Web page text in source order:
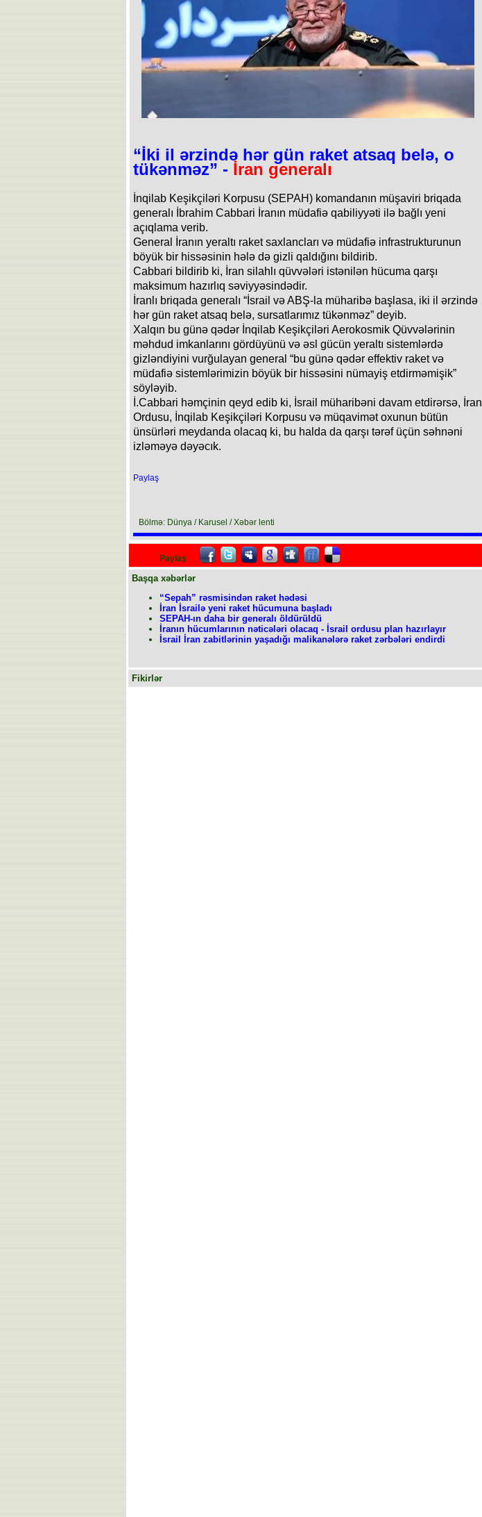
“İki il ərzində hər gün raket atsaq belə, o
tükənməz” - İran generalı
İnqilab Keşikçiləri Korpusu (SEPAH) komandanın müşaviri briqada
generalı İbrahim Cabbari İranın müdafiə qabiliyyəti ilə bağlı yeni
açıqlama verib.
General İranın yeraltı raket saxlancları və müdafiə infrastrukturunun
böyük bir hissəsinin hələ də gizli qaldığını bildirib.
Cabbari bildirib ki, İran silahlı qüvvələri istənilən hücuma qarşı
maksimum hazırlıq səviyyəsindədir.
İranlı briqada generalı “İsrail və ABŞ-la müharibə başlasa, iki il ərzində
hər gün raket atsaq belə, sursatlarımız tükənməz” deyib.
Xalqın bu günə qədər İnqilab Keşikçiləri Aerokosmik Qüvvələrinin
məhdud imkanlarını gördüyünü və əsl gücün yeraltı sistemlərdə
gizləndiyini vurğulayan general “bu günə qədər effektiv raket və
müdafiə sistemlərimizin böyük bir hissəsini nümayiş etdirməmişik”
söyləyib.
İ.Cabbari həmçinin qeyd edib ki, İsrail müharibəni davam etdirərsə, İran
Ordusu, İnqilab Keşikçiləri Korpusu və müqavimət oxunun bütün
ünsürləri meydanda olacaq ki, bu halda da qarşı tərəf üçün səhnəni
izləməyə dəyəcık.
Paylaş
Bölmə: Dünya / Karusel / Xəbər lenti
Paylaş
Başqa xəbərlər
“Sepah” rəsmisindən raket hədəsi
İran İsrailə yeni raket hücumuna başladı
SEPAH-ın daha bir generalı öldürüldü
İranın hücumlarının nəticələri olacaq - İsrail ordusu plan hazırlayır
İsrail İran zabitlərinin yaşadığı malikanələrə raket zərbələri endirdi
Fikirlər